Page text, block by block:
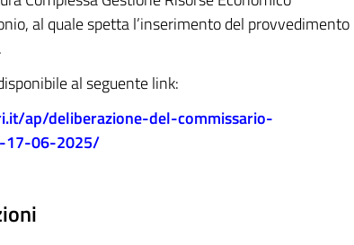
al quale spetta l’inserimento del provvedimento
al seguente link:
ap/deliberazione-del-commissario-
17-06-2025/